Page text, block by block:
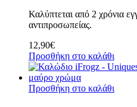
Καλύπτεται από 2 χρόνια
αντιπροσωπείας.
12,90€
Προσθήκη στο καλάθι
Προσθήκη στο καλάθι